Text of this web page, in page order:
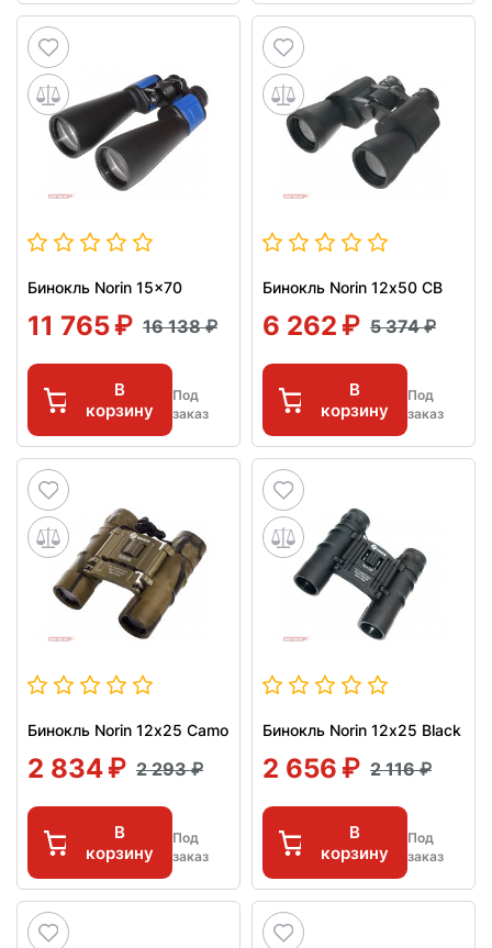
Бинокль Norin 15x70
11 765 16 138
В
корзину
Под
заказ
Бинокль Norin 12х50 CB
6 262 5 374
В
корзину
Под
заказ
Бинокль Norin 12х25 Сamo
2 834 2 293
В
корзину
Под
заказ
Бинокль Norin 12х25 Black
2 656 2 116
В
корзину
Под
заказ